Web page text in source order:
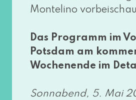
Montelino
Das Programm im
Potsdam am
Wochenende im
Sonnabend, 5. Mai